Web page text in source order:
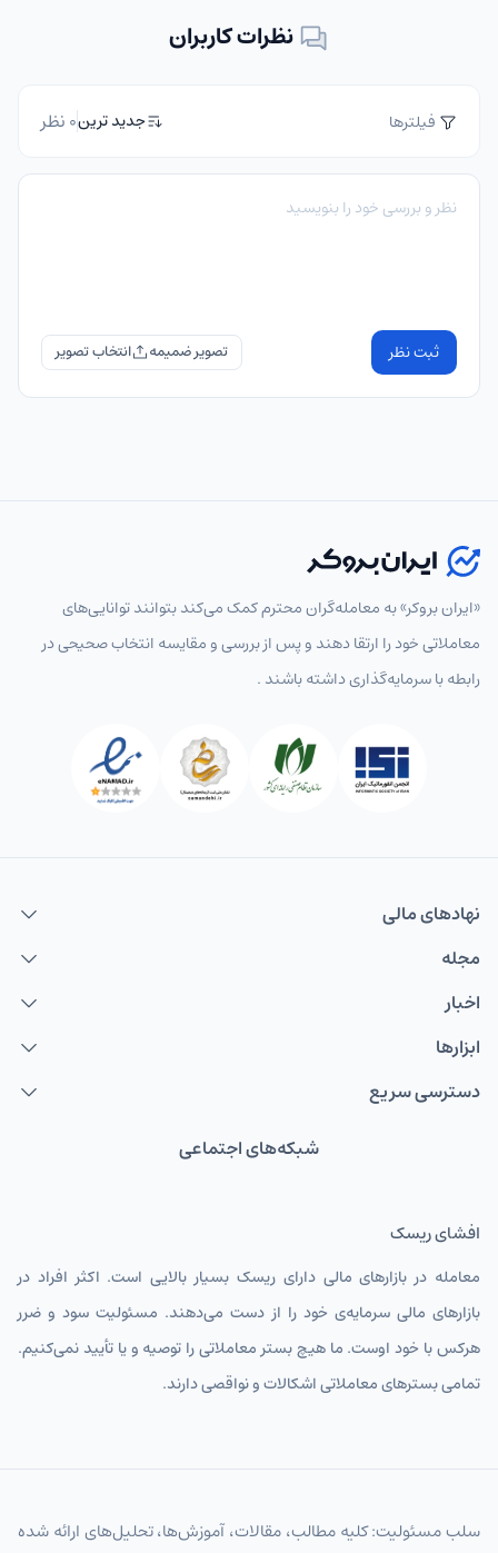
نظرات کاربران
فیلترها جدید ترین0 نظر
ثبت نظر تصویر ضمیمه
«ایران بروکر» به معامله‌گران محترم کمک می‌کند بتوانند توانایی‌های
معاملاتی خود را ارتقا دهند و پس از بررسی و مقایسه انتخاب‌ صحیحی در
رابطه با سرمایه‌گذاری داشته باشند .
نهاد‌های مالی
مجله
اخبار
ابزارها
دسترسی سریع
شبکه‌های اجتماعی
افشای ریسک
معامله در بازارهای مالی دارای ریسک بسیار بالایی است. اکثر افراد در
بازارهای مالی سرمایه‌ی خود را از دست می‌دهند. مسئولیت سود و ضرر
هرکس با خود اوست. ما هیچ بستر معاملاتی را توصیه و یا تأیید نمی‌کنیم.
تمامی بسترهای معاملاتی اشکالات و نواقصی دارند.
سلب مسئولیت: کلیه مطالب، مقالات، آموزش‌ها، تحلیل‌های ارائه شده